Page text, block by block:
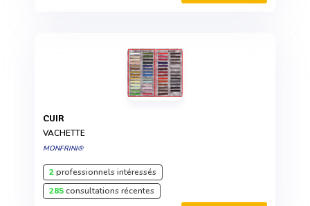
CUIR
VACHETTE
MONFRINI®
2professionnels intéressés
285consultations récentes